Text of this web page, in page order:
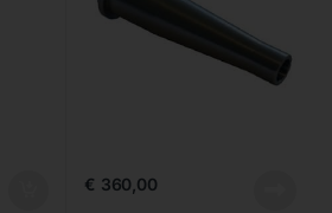
€ 360,00